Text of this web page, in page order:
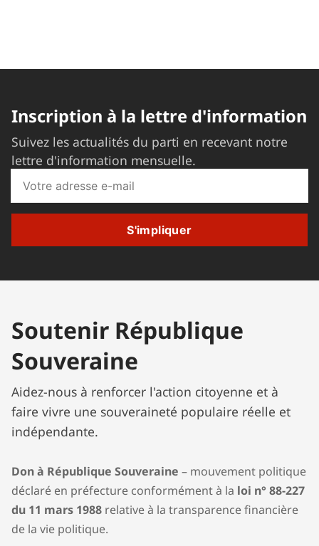
6.
Inscription à la lettre d'information
Suivez les actualités du parti en recevant notre
lettre d'information mensuelle.
S'impliquer
Soutenir République
Souveraine
Aidez-nous à renforcer l'action citoyenne et à
faire vivre une souveraineté populaire réelle et
indépendante.
Don à République Souveraine – mouvement politique
déclaré en préfecture conformément à la loi n° 88-227
du 11 mars 1988 relative à la transparence financière
de la vie politique.